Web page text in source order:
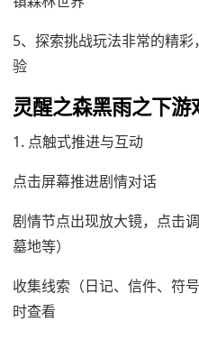
5、探索挑战玩法非常的精
验
灵醒之森黑雨之下游
1. 点触式推进与互动
点击屏幕推进剧情对话
剧情节点出现放大镜，点击
墓地等）
收集线索（日记、信件、符
时查看